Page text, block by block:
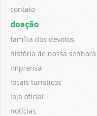
contato
doação
família dos devotos
história de nossa senhora
imprensa
locais turísticos
loja oficial
notícias